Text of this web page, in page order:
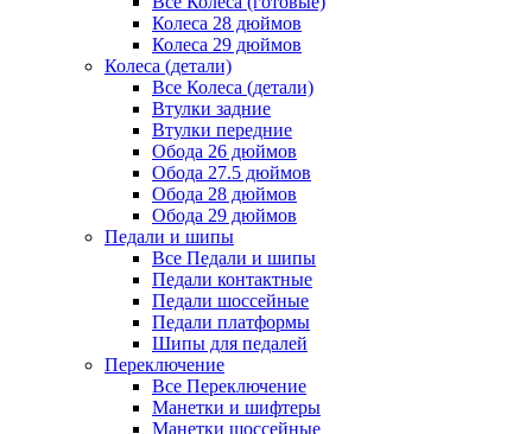
Колеса 28 дюймов
Колеса 29 дюймов
Колеса (детали)
Все Колеса (детали)
Втулки задние
Втулки передние
Обода 26 дюймов
Обода 27.5 дюймов
Обода 28 дюймов
Обода 29 дюймов
Педали и шипы
Все Педали и шипы
Педали контактные
Педали шоссейные
Педали платформы
Шипы для педалей
Переключение
Все Переключение
Манетки и шифтеры
Манетки шоссейные